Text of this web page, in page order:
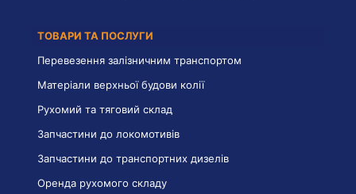
ТОВАРИ ТА ПОСЛУГИ
Перевезення залізничним транспортом
Матеріали верхньої будови колії
Рухомий та тяговий склад
Запчастини до локомотивів
Запчастини до транспортних дизелів
Оренда рухомого складу